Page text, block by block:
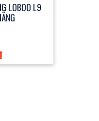
LOBOO L9